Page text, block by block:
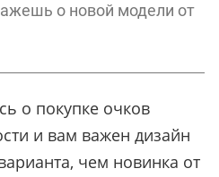
о новой модели от
о покупке очков
и вам важен дизайн
чем новинка от